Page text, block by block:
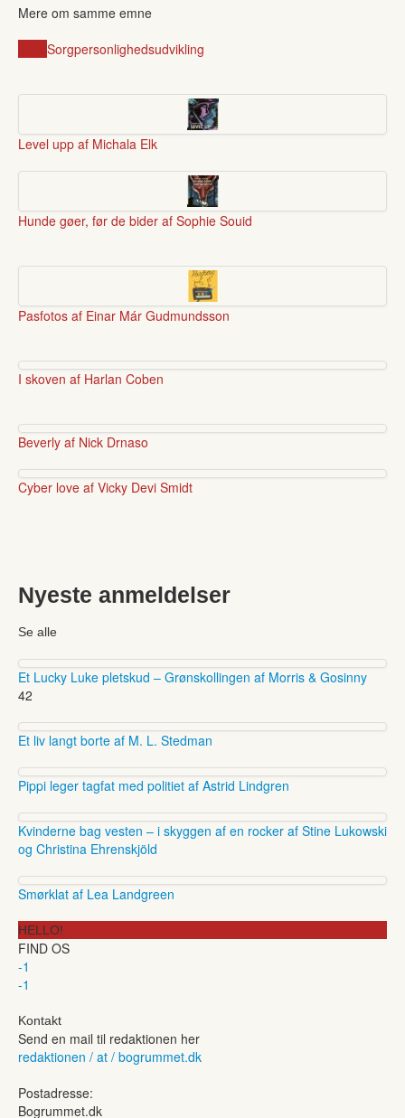
Mere om samme emne
Sorgpersonlighedsudvikling
Level upp af Michala Elk
Hunde gøer, før de bider af Sophie Souid
Pasfotos af Einar Már Gudmundsson
I skoven af Harlan Coben
Beverly af Nick Drnaso
Cyber love af Vicky Devi Smidt
Nyeste anmeldelser
Se alle
Et Lucky Luke pletskud – Grønskollingen af Morris & Gosinny
42
Et liv langt borte af M. L. Stedman
Pippi leger tagfat med politiet af Astrid Lindgren
Kvinderne bag vesten – i skyggen af en rocker af Stine Lukowski
og Christina Ehrenskjöld
Smørklat af Lea Landgreen
HELLO!
FIND OS
-1
-1
Kontakt
Send en mail til redaktionen her
redaktionen / at / bogrummet.dk
Postadresse:
Bogrummet.dk